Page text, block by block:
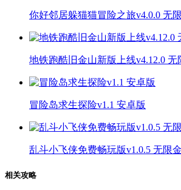
你好邻居躲猫猫冒险之旅v4.0.0 无
地铁跑酷旧金山新版上线v4.12.0 无
冒险岛求生探险v1.1 安卓版
乱斗小飞侠免费畅玩版v1.0.5 无限
相关攻略